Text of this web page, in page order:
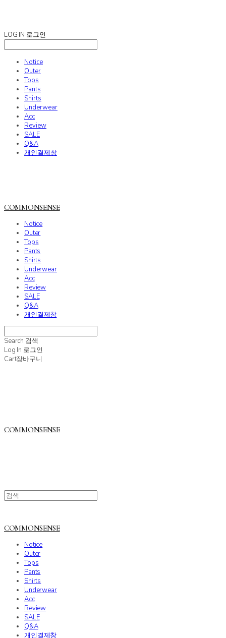
LOG IN 로그인
Notice
Outer
Tops
Pants
Shirts
Underwear
Acc
Review
SALE
Q&A
개인결제창
COMMONSENSE
Notice
Outer
Tops
Pants
Shirts
Underwear
Acc
Review
SALE
Q&A
개인결제창
Search 검색
Log In 로그인
Cart장바구니
COMMONSENSE
COMMONSENSE
Notice
Outer
Tops
Pants
Shirts
Underwear
Acc
Review
SALE
Q&A
개인결제창